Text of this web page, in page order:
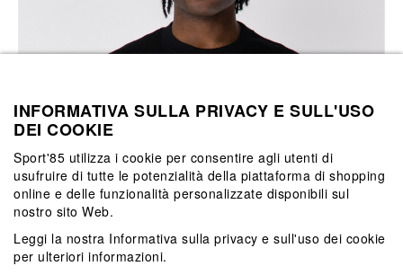
INFORMATIVA SULLA PRIVACY E SULL'USO
DEI COOKIE
Sport'85 utilizza i cookie per consentire agli utenti di
usufruire di tutte le potenzialità della piattaforma di shopping
online e delle funzionalità personalizzate disponibili sul
nostro sito Web.
Leggi la nostra Informativa sulla privacy e sull'uso dei cookie
per ulteriori informazioni.